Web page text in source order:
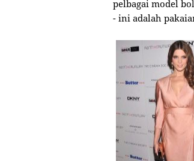
pelbagai model
- ini adalah